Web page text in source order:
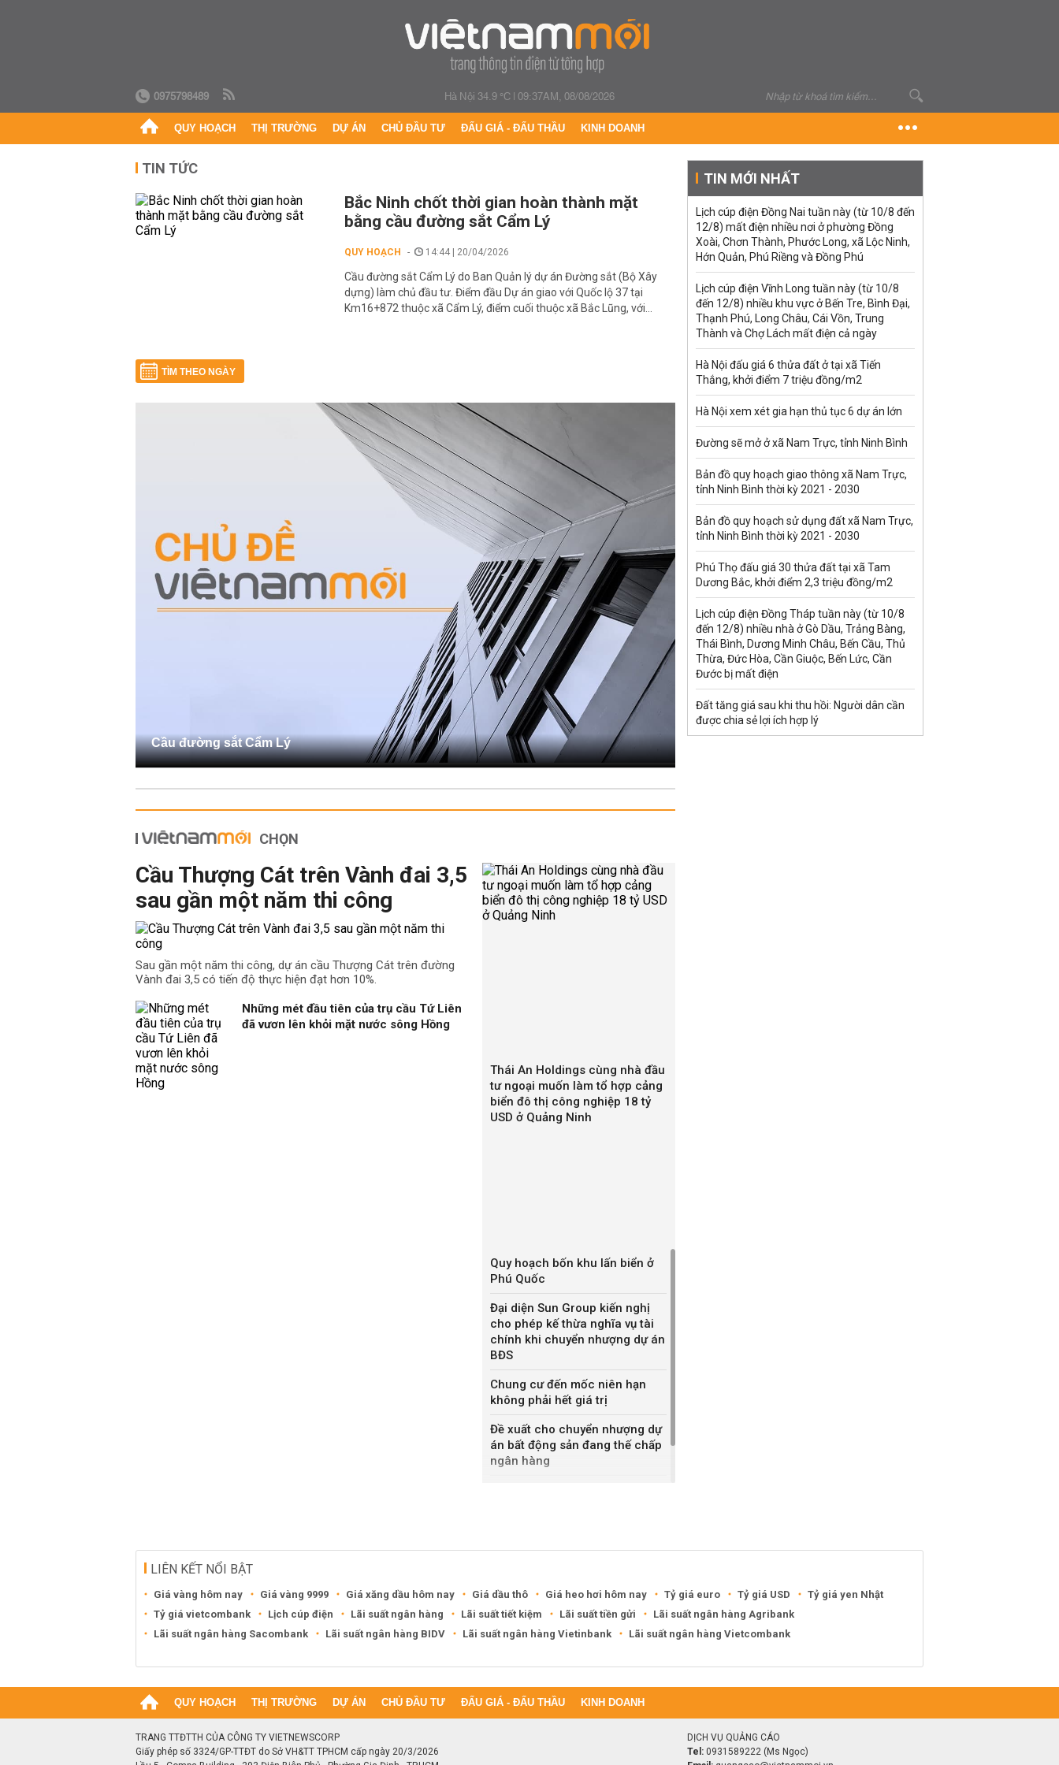
0975798489 Hà Nội 34.9 °C|09:37AM, 08/08/2026
QUY HOẠCH THỊ TRƯỜNG DỰ ÁN CHỦ ĐẦU TƯ ĐẤU GIÁ - ĐẤU THẦU KINH DOANH
TIN TỨC
Bắc Ninh chốt thời gian hoàn thành mặt
bằng cầu đường sắt Cẩm Lý
QUY HOẠCH 14:44 | 20/04/2026
Cầu đường sắt Cẩm Lý do Ban Quản lý dự án Đường sắt (Bộ Xây
dựng) làm chủ đầu tư. Điểm đầu Dự án giao với Quốc lộ 37 tại
Km16+872 thuộc xã Cẩm Lý, điểm cuối thuộc xã Bắc Lũng, với...
TÌM THEO NGÀY
Cầu đường sắt Cẩm Lý
CHỌN
Cầu Thượng Cát trên Vành đai 3,5
sau gần một năm thi công
Sau gần một năm thi công, dự án cầu Thượng Cát trên đường
Vành đai 3,5 có tiến độ thực hiện đạt hơn 10%.
Những mét đầu tiên của trụ cầu Tứ Liên
đã vươn lên khỏi mặt nước sông Hồng
Thái An Holdings cùng nhà đầu
tư ngoại muốn làm tổ hợp cảng
biển đô thị công nghiệp 18 tỷ
USD ở Quảng Ninh
Quy hoạch bốn khu lấn biển ở
Phú Quốc
Đại diện Sun Group kiến nghị
cho phép kế thừa nghĩa vụ tài
chính khi chuyển nhượng dự án
BĐS
Chung cư đến mốc niên hạn
không phải hết giá trị
Đề xuất cho chuyển nhượng dự
án bất động sản đang thế chấp
ngân hàng
TIN MỚI NHẤT
Lịch cúp điện Đồng Nai tuần này (từ 10/8 đến
12/8) mất điện nhiều nơi ở phường Đồng
Xoài, Chơn Thành, Phước Long, xã Lộc Ninh,
Hớn Quản, Phú Riềng và Đồng Phú
Lịch cúp điện Vĩnh Long tuần này (từ 10/8
đến 12/8) nhiều khu vực ở Bến Tre, Bình Đại,
Thạnh Phú, Long Châu, Cái Vồn, Trung
Thành và Chợ Lách mất điện cả ngày
Hà Nội đấu giá 6 thửa đất ở tại xã Tiến
Thắng, khởi điểm 7 triệu đồng/m2
Hà Nội xem xét gia hạn thủ tục 6 dự án lớn
Đường sẽ mở ở xã Nam Trực, tỉnh Ninh Bình
Bản đồ quy hoạch giao thông xã Nam Trực,
tỉnh Ninh Bình thời kỳ 2021 - 2030
Bản đồ quy hoạch sử dụng đất xã Nam Trực,
tỉnh Ninh Bình thời kỳ 2021 - 2030
Phú Thọ đấu giá 30 thửa đất tại xã Tam
Dương Bắc, khởi điểm 2,3 triệu đồng/m2
Lịch cúp điện Đồng Tháp tuần này (từ 10/8
đến 12/8) nhiều nhà ở Gò Dầu, Trảng Bàng,
Thái Bình, Dương Minh Châu, Bến Cầu, Thủ
Thừa, Đức Hòa, Cần Giuộc, Bến Lức, Cần
Đước bị mất điện
Đất tăng giá sau khi thu hồi: Người dân cần
được chia sẻ lợi ích hợp lý
LIÊN KẾT NỔI BẬT
Giá vàng hôm nay Giá vàng 9999 Giá xăng dầu hôm nay Giá dầu thô Giá heo hơi hôm nay Tỷ giá euro Tỷ giá USD
Tỷ giá yen Nhật
Tỷ giá vietcombank
Lịch cúp điện Lãi suất ngân hàng Lãi suất tiết kiệm Lãi suất tiền gửi
Lãi suất ngân hàng Agribank
Lãi suất ngân hàng Sacombank
Lãi suất ngân hàng BIDV Lãi suất ngân hàng Vietinbank Lãi suất ngân hàng Vietcombank
QUY HOẠCH THỊ TRƯỜNG DỰ ÁN CHỦ ĐẦU TƯ ĐẤU GIÁ - ĐẤU THẦU KINH DOANH
TRANG TTĐTTH CỦA CÔNG TY VIETNEWSCORP
Giấy phép số 3324/GP-TTĐT do Sở VH&TT TPHCM cấp ngày 20/3/2026
DỊCH VỤ QUẢNG CÁO
Tel: 0931589222 (Ms Ngọc)